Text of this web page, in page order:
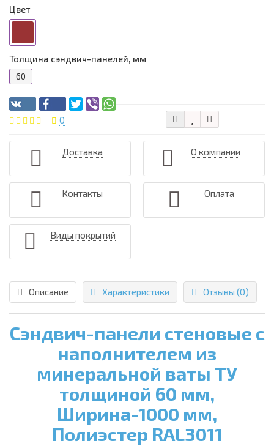
Цвет
Толщина сэндвич-панелей, мм
60
0
Доставка О компании
Контакты Оплата
Виды покрытий
Описание Характеристики Отзывы (0)
Сэндвич-панели стеновые с
наполнителем из
минеральной ваты ТУ
толщиной 60 мм,
Ширина-1000 мм,
Полиэстер RAL3011